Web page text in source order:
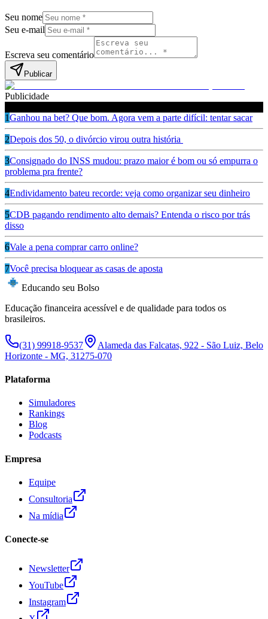
Seu nome
Seu e-mail
Escreva seu comentário
Publicar
Publicidade
1Ganhou na bet? Que bom. Agora vem a parte difícil: tentar sacar
2Depois dos 50, o divórcio virou outra história
3Consignado do INSS mudou: prazo maior é bom ou só empurra o
problema pra frente?
4Endividamento bateu recorde: veja como organizar seu dinheiro
5CDB pagando rendimento alto demais? Entenda o risco por trás
disso
6Vale a pena comprar carro online?
7Você precisa bloquear as casas de aposta
Educando seu Bolso
Educação financeira acessível e de qualidade para todos os
brasileiros.
(31) 99918-9537
Alameda das Falcatas, 922 - São Luiz, Belo
Horizonte - MG, 31275-070
Plataforma
Simuladores
Rankings
Blog
Podcasts
Empresa
Equipe
Consultoria
Na mídia
Conecte-se
Newsletter
YouTube
Instagram